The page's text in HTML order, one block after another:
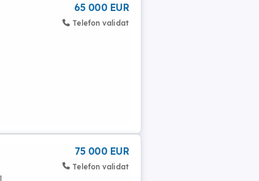
65 000 EUR
Telefon validat
75 000 EUR
Telefon validat